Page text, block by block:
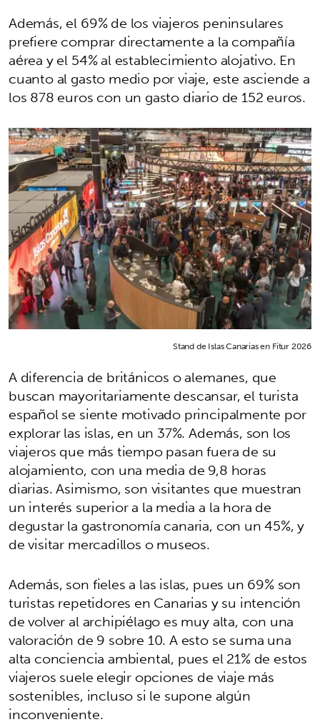
Además, el 69% de los viajeros peninsulares
prefiere comprar directamente a la compañía
aérea y el 54% al establecimiento alojativo. En
cuanto al gasto medio por viaje, este asciende a
los 878 euros con un gasto diario de 152 euros.
Stand de Islas Canarias en Fitur 2026
A diferencia de británicos o alemanes, que
buscan mayoritariamente descansar, el turista
español se siente motivado principalmente por
explorar las islas, en un 37%. Además, son los
viajeros que más tiempo pasan fuera de su
alojamiento, con una media de 9,8 horas
diarias. Asimismo, son visitantes que muestran
un interés superior a la media a la hora de
degustar la gastronomía canaria, con un 45%, y
de visitar mercadillos o museos.
Además, son fieles a las islas, pues un 69% son
turistas repetidores en Canarias y su intención
de volver al archipiélago es muy alta, con una
valoración de 9 sobre 10. A esto se suma una
alta conciencia ambiental, pues el 21% de estos
viajeros suele elegir opciones de viaje más
sostenibles, incluso si le supone algún
inconveniente.